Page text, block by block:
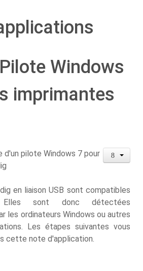
Windows
imprimantes
d'un pilote Windows 7 pour
en liaison USB sont compatibles
Elles sont donc détectées
les ordinateurs Windows ou autres
Les étapes suivantes vous
cette note d'application.